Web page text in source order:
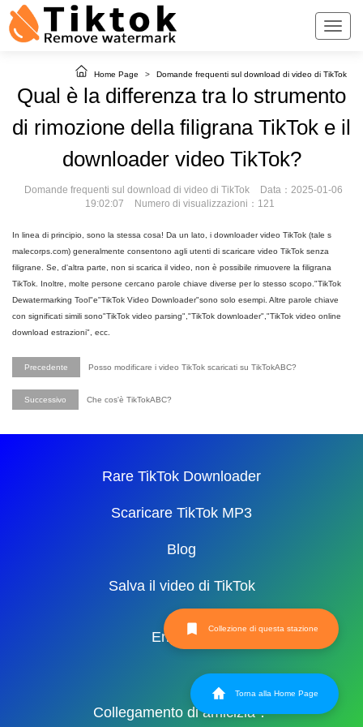
Home Page > Domande frequenti sul download di video di TikTok
Qual è la differenza tra lo strumento
di rimozione della filigrana TikTok e il
downloader video TikTok?
Domande frequenti sul download di video di TikTok
Data：2025-01-06
19:02:07
Numero di visualizzazioni：121
In linea di principio, sono la stessa cosa! Da un lato, i downloader video TikTok (tale s
malecorps.com) generalmente consentono agli utenti di scaricare video TikTok senza
filigrane. Se, d'altra parte, non si scarica il video, non è possibile rimuovere la filigrana
TikTok. Inoltre, molte persone cercano parole chiave diverse per lo stesso scopo."TikTok
Dewatermarking Tool"e"TikTok Video Downloader"sono solo esempi. Altre parole chiave
con significati simili sono"TikTok video parsing","TikTok downloader","TikTok video online
download estrazioni", ecc.
Precedente Posso modificare i video TikTok scaricati su TikTokABC?
Successivo Che cos'è TikTokABC?
Rare TikTok Downloader
Scaricare TikTok MP3
Blog
Salva il video di TikTok
English
Collegamento di amicizia：
Collezione di questa stazione
Torna alla Home Page